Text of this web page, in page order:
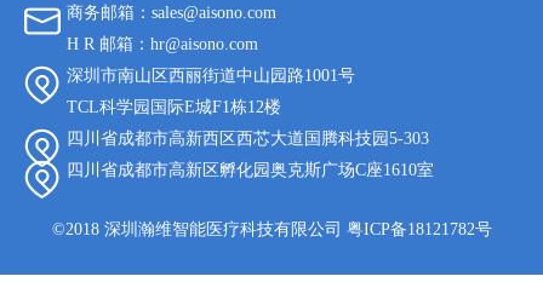
商务邮箱：sales@aisono.com
H R 邮箱：hr@aisono.com
深圳市南山区西丽街道中山园路1001号
TCL科学园国际E城F1栋12楼
四川省成都市高新西区西芯大道国腾科技园5-303
四川省成都市高新区孵化园奥克斯广场C座1610室
©2018 深圳瀚维智能医疗科技有限公司 粤ICP备18121782号